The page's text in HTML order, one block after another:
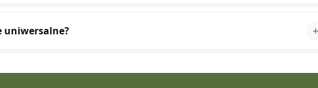
uniwersalne?